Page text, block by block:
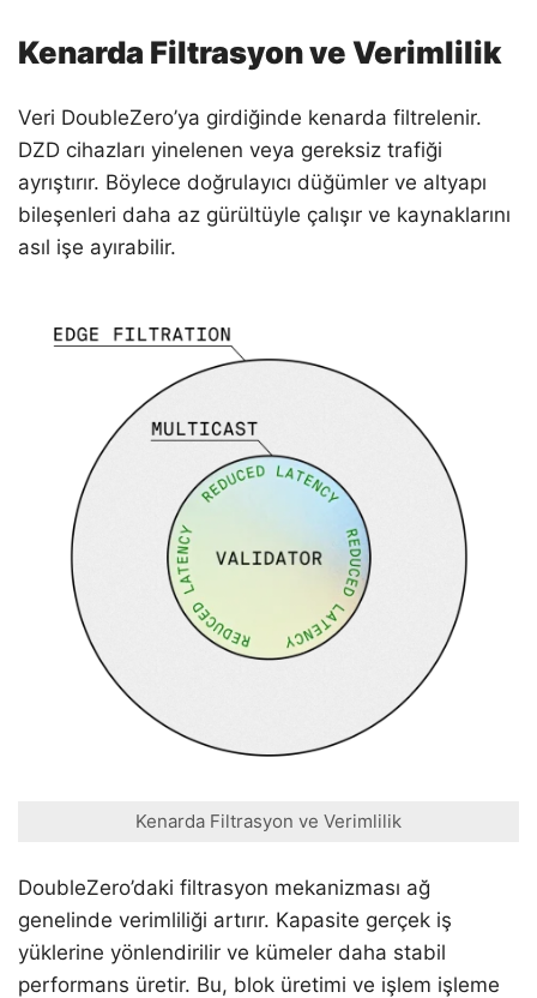
Kenarda Filtrasyon ve Verimlilik
Veri DoubleZero’ya girdiğinde kenarda filtrelenir.
DZD cihazları yinelenen veya gereksiz trafiği
ayrıştırır. Böylece doğrulayıcı düğümler ve altyapı
bileşenleri daha az gürültüyle çalışır ve kaynaklarını
asıl işe ayırabilir.
Kenarda Filtrasyon ve Verimlilik
DoubleZero’daki filtrasyon mekanizması ağ
genelinde verimliliği artırır. Kapasite gerçek iş
yüklerine yönlendirilir ve kümeler daha stabil
performans üretir. Bu, blok üretimi ve işlem işleme